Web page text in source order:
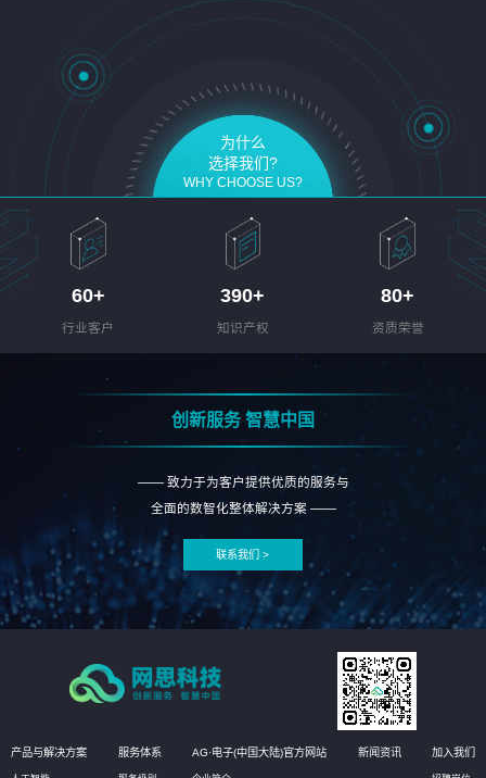
为什么
选择我们?
WHY CHOOSE US?
60+
行业客户
390+
知识产权
80+
资质荣誉
创新服务 智慧中国
—— 致力于为客户提供优质的服务与
全面的数智化整体解决方案 ——
联系我们 >
产品与解决方案 服务体系 AG·电子(中国大陆)官方网站 新闻资讯 加入我们